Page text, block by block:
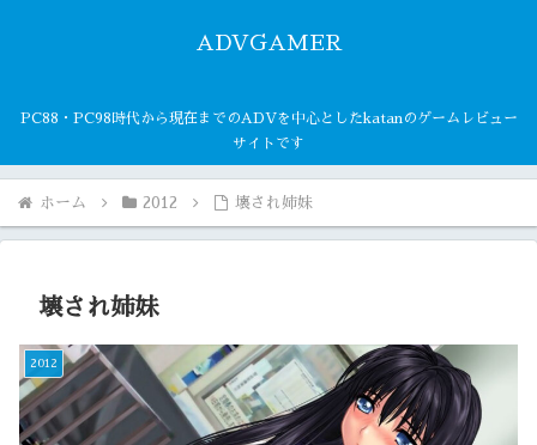
ADVGAMER
PC88・PC98時代から現在までのADVを中心としたkatanのゲームレビュー
サイトです
ホーム 2012 壊され姉妹
壊され姉妹
2012